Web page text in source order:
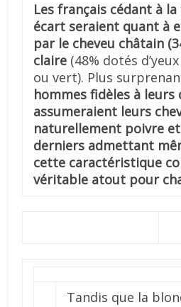
Les français cédant à
écart seraient quant à
par le cheveu châtain
claire (48% dotés
ou vert). Plus
hommes fidèles à leurs
assumeraient leurs
naturellement poivre et
derniers admettant
cette caractéristique
véritable atout pour
Tandis que la